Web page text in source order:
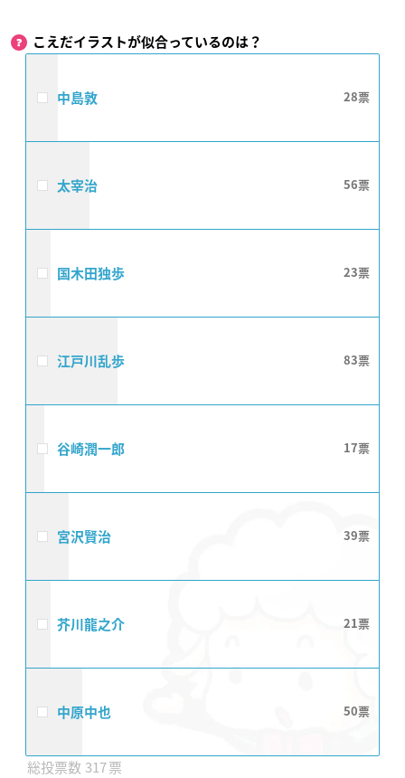
こえだイラストが似合っているのは？
中島敦 28
太宰治 56
国木田独歩 23
江戸川乱歩 83
谷崎潤一郎 17
宮沢賢治 39
芥川龍之介 21
中原中也 50
317